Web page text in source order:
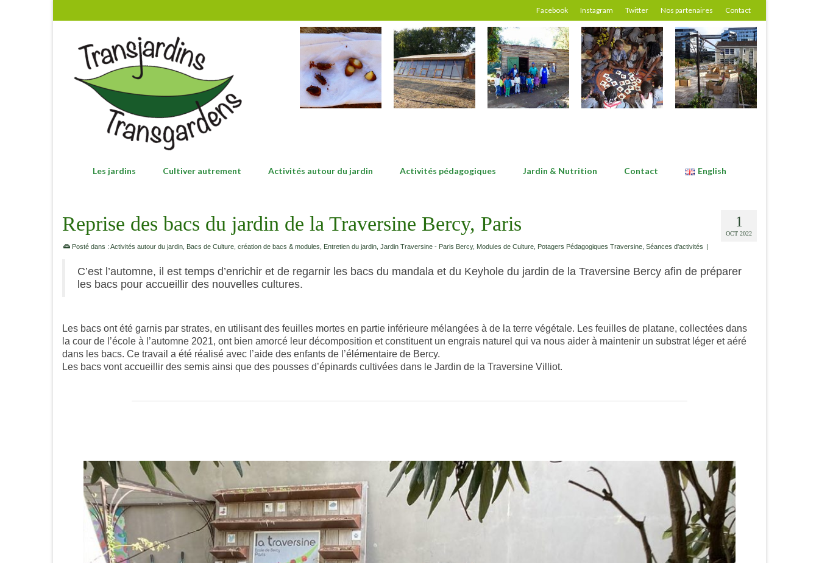
Facebook Instagram Twitter Nos partenaires Contact
Les jardins Cultiver autrement Activités autour du jardin Activités pédagogiques Jardin & Nutrition Contact English
1
OCT 2022
Reprise des bacs du jardin de la Traversine Bercy, Paris
Posté dans : Activités autour du jardin Bacs de Culture création de bacs & modules Entretien du jardin Jardin Traversine - Paris Bercy, Modules de Culture Potagers Pédagogiques Traversine Séances d'activités |
C’est l’automne, il est temps d’enrichir et de regarnir les bacs du mandala et du Keyhole du jardin de la Traversine Bercy afin de préparer
les bacs pour accueillir des nouvelles cultures.
Les bacs ont été garnis par strates, en utilisant des feuilles mortes en partie inférieure mélangées à de la terre végétale. Les feuilles de platane, collectées dans
la cour de l’école à l’automne 2021, ont bien amorcé leur décomposition et constituent un engrais naturel qui va nous aider à maintenir un substrat léger et aéré
dans les bacs. Ce travail a été réalisé avec l’aide des enfants de l’élémentaire de Bercy.
Les bacs vont accueillir des semis ainsi que des pousses d’épinards cultivées dans le Jardin de la Traversine Villiot.